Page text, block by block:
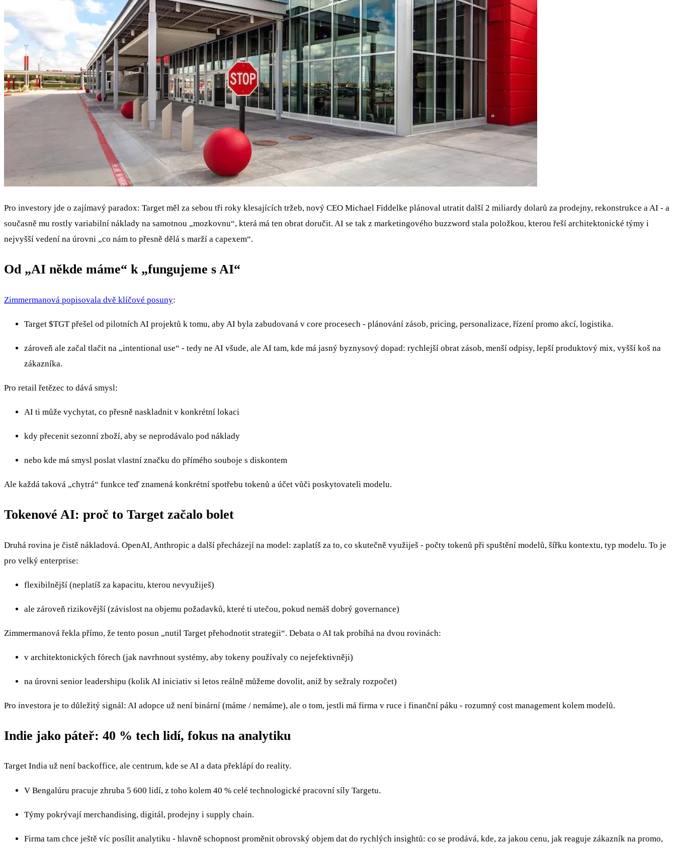
Pro investory jde o zajímavý paradox: Target měl za sebou tři roky klesajících tržeb, nový CEO Michael Fiddelke plánoval utratit další 2 miliardy dolarů za prodejny, rekonstrukce a AI - a
současně mu rostly variabilní náklady na samotnou „mozkovnu“, která má ten obrat doručit. AI se tak z marketingového buzzword stala položkou, kterou řeší architektonické týmy i
nejvyšší vedení na úrovni „co nám to přesně dělá s marží a capexem“.
Od „AI někde máme“ k „fungujeme s AI“
Zimmermanová popisovala dvě klíčové posuny:
Target $TGTpřešel od pilotních AI projektů k tomu, aby AI byla zabudovaná v core procesech - plánování zásob, pricing, personalizace, řízení promo akcí, logistika.
zároveň ale začal tlačit na „intentional use“ - tedy ne AI všude, ale AI tam, kde má jasný byznysový dopad: rychlejší obrat zásob, menší odpisy, lepší produktový mix, vyšší koš na
zákazníka.
Pro retail řetězec to dává smysl:
AI ti může vychytat, co přesně naskladnit v konkrétní lokaci
kdy přecenit sezonní zboží, aby se neprodávalo pod náklady
nebo kde má smysl poslat vlastní značku do přímého souboje s diskontem
Ale každá taková „chytrá“ funkce teď znamená konkrétní spotřebu tokenů a účet vůči poskytovateli modelu.
Tokenové AI: proč to Target začalo bolet
Druhá rovina je čistě nákladová. OpenAI, Anthropic a další přecházejí na model: zaplatíš za to, co skutečně využiješ - počty tokenů při spuštění modelů, šířku kontextu, typ modelu. To je
pro velký enterprise:
flexibilnější (neplatíš za kapacitu, kterou nevyužiješ)
ale zároveň rizikovější (závislost na objemu požadavků, které ti utečou, pokud nemáš dobrý governance)
Zimmermanová řekla přímo, že tento posun „nutil Target přehodnotit strategii“. Debata o AI tak probíhá na dvou rovinách:
v architektonických fórech (jak navrhnout systémy, aby tokeny používaly co nejefektivněji)
na úrovni senior leadershipu (kolik AI iniciativ si letos reálně můžeme dovolit, aniž by sežraly rozpočet)
Pro investora je to důležitý signál: AI adopce už není binární (máme / nemáme), ale o tom, jestli má firma v ruce i finanční páku - rozumný cost management kolem modelů.
Indie jako páteř: 40 % tech lidí, fokus na analytiku
Target India už není backoffice, ale centrum, kde se AI a data překlápí do reality.
V Bengalúru pracuje zhruba 5 600 lidí, z toho kolem 40 % celé technologické pracovní síly Targetu.
Týmy pokrývají merchandising, digitál, prodejny i supply chain.
Firma tam chce ještě víc posílit analytiku - hlavně schopnost proměnit obrovský objem dat do rychlých insightů: co se prodává, kde, za jakou cenu, jak reaguje zákazník na promo,